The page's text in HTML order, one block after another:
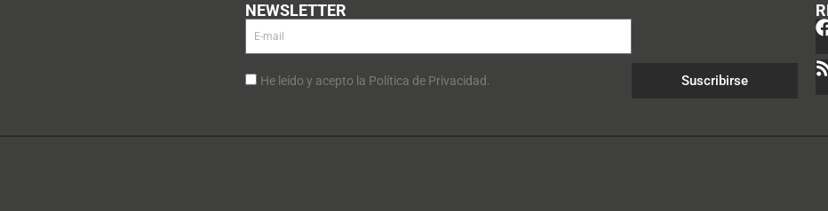
NEWSLETTER
He leído y acepto la Política de Privacidad. Suscribirse